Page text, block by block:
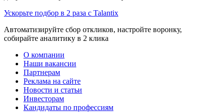
Ускорьте подбор в 2 раза с Talantix
Автоматизируйте сбор откликов, настройте воронку,
собирайте аналитику в 2 клика
О компании
Наши вакансии
Партнерам
Реклама на сайте
Новости и статьи
Инвесторам
Кандидаты по профессиям